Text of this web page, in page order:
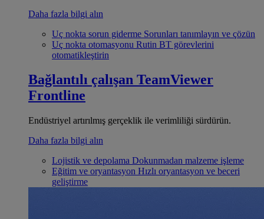
Daha fazla bilgi alın
Uç nokta sorun giderme Sorunları tanımlayın ve çözün
Uç nokta otomasyonu Rutin BT görevlerini
otomatikleştirin
Bağlantılı çalışan TeamViewer
Frontline
Endüstriyel artırılmış gerçeklik ile verimliliği sürdürün.
Daha fazla bilgi alın
Lojistik ve depolama Dokunmadan malzeme işleme
Eğitim ve oryantasyon Hızlı oryantasyon ve beceri
geliştirme